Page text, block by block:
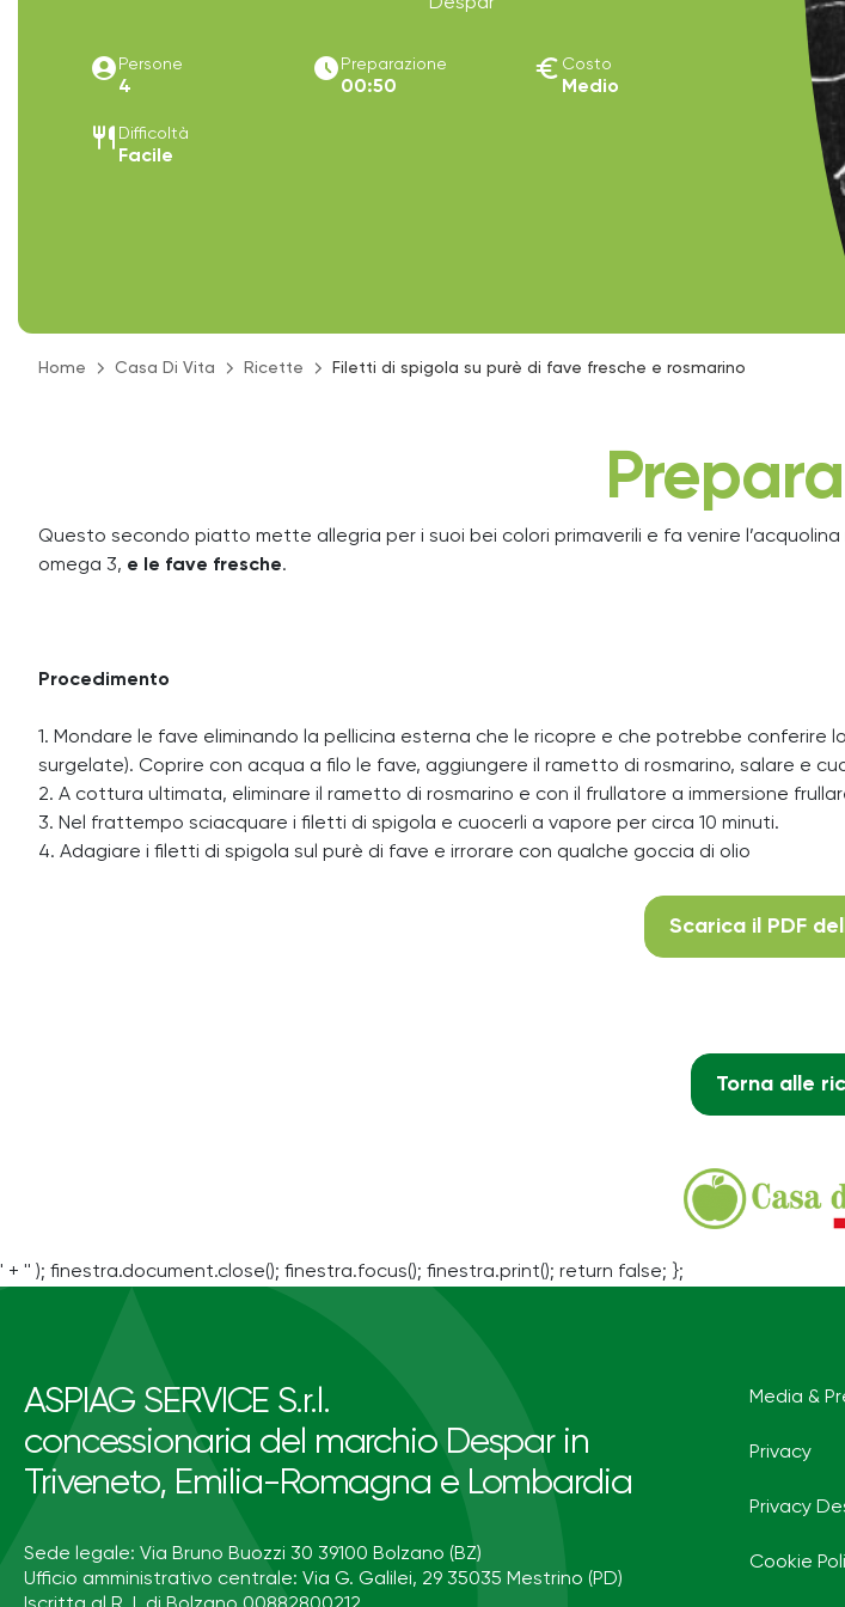
account_circle Persone
4
access_time_filled Preparazione
00:50
euro Costo
Medio
restaurant Difficoltà
Facile
Home Casa Di Vita Ricette Filetti di spigola su purè di fave fresche e rosmarino
Questo secondo piatto mette allegria per i suoi bei colori primaverili e fa venire
omega 3, e le fave fresche.
Procedimento
1. Mondare le fave eliminando la pellicina esterna che le ricopre e che potrebbe
surgelate). Coprire con acqua a filo le fave, aggiungere il rametto di rosmarino, salare e
2. A cottura ultimata, eliminare il rametto di rosmarino e con il frullatore a immersione
3. Nel frattempo sciacquare i filetti di spigola e cuocerli a vapore per circa 10 minuti.
4. Adagiare i filetti di spigola sul purè di fave e irrorare con qualche goccia di olio
Scarica il PDF
Torna alle
' + '' ); finestra.document.close(); finestra.focus(); finestra.print(); return false; };
ASPIAG SERVICE S.r.l.
concessionaria del marchio Despar in
Triveneto, Emilia-Romagna e Lombardia
Sede legale: Via Bruno Buozzi 30 39100 Bolzano (BZ)
Ufficio amministrativo centrale: Via G. Galilei, 29 35035 Mestrino (PD)
Media &
Privacy
Privacy
Cookie